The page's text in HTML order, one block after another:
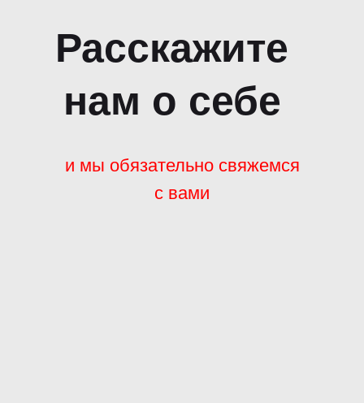
Расскажите
нам о себе
и мы обязательно свяжемся
с вами